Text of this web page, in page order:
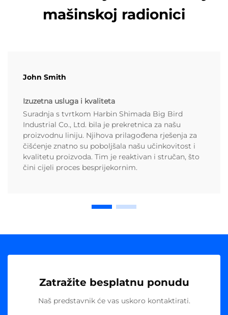
mašinskoj radionici
John Smith
Izuzetna usluga i kvaliteta
Suradnja s tvrtkom Harbin Shimada Big Bird
Industrial Co., Ltd. bila je prekretnica za našu
proizvodnu liniju. Njihova prilagođena rješenja za
čišćenje znatno su poboljšala našu učinkovitost i
kvalitetu proizvoda. Tim je reaktivan i stručan, što
čini cijeli proces besprijekornim.
Zatražite besplatnu ponudu
Naš predstavnik će vas uskoro kontaktirati.